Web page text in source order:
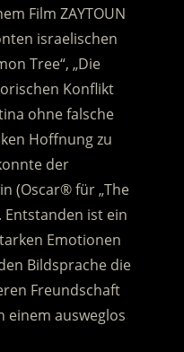
Film ZAYTOUN
israelischen
Tree“, „Die
Konflikt
ohne falsche
Hoffnung zu
der
(Oscar® für „The
Entstanden ist ein
Emotionen
Bildsprache die
Freundschaft
einem ausweglos